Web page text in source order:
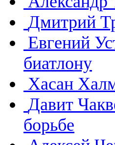
Дмитрий
Евгений
биатлону
Хасан
Давит
борьбе